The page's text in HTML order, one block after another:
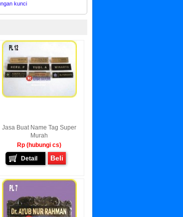
kunci
Jasa Buat Name Tag Super
Murah
Rp (hubungi cs)
Detail
Beli